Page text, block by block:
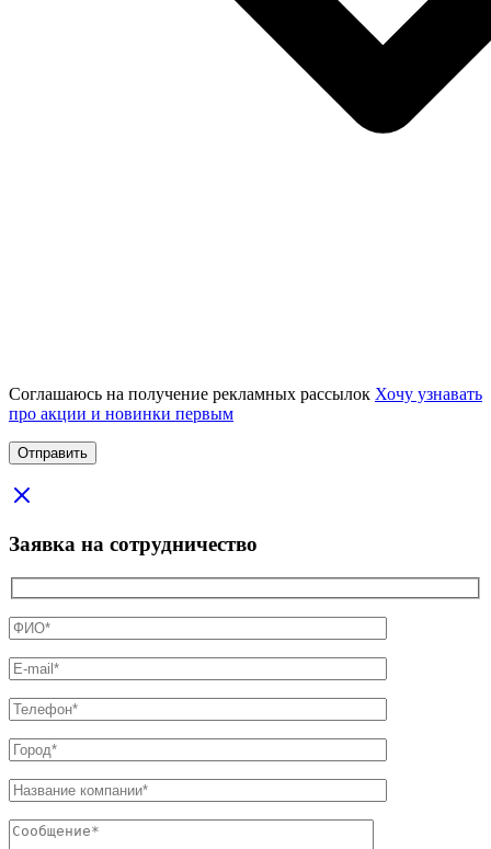
Соглашаюсь на получение рекламных рассылок Хочу узнавать
про акции и новинки первым
Заявка на сотрудничество